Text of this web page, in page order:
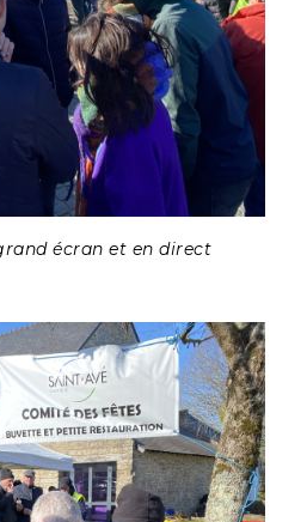
écran et en direct